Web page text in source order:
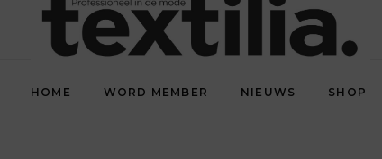
HOME WORD MEMBER NIEUWS SHOP